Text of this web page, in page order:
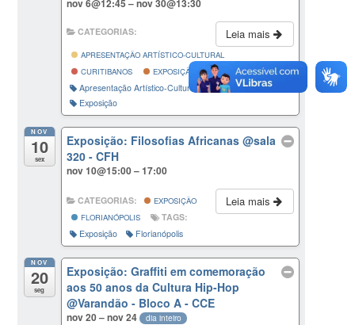
nov 6@12:45 – nov 30@13:30
Leia mais
CATEGORIAS:
APRESENTAÇÃO ARTÍSTICO-CULTURAL
CURITIBANOS
EXPOSIÇÃO
TAGS:
Apresentação Artístico-Cultural
Curitibanos
Exposição
NOV
10
sex
Exposição: Filosofias Africanas@sala
320 - CFH
nov 10@15:00 – 17:00
Leia mais
CATEGORIAS:
EXPOSIÇÃO
FLORIANÓPOLIS
TAGS:
Exposição
Florianópolis
NOV
20
seg
Exposição: Graffiti em comemoração
aos 50 anos da Cultura Hip-Hop
@Varandão - Bloco A - CCE
nov 20 – nov 24 dia inteiro